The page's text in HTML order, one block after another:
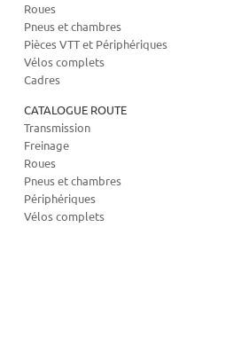
Roues
Pneus et chambres
Pièces VTT et Périphériques
Vélos complets
Cadres
CATALOGUE ROUTE
Transmission
Freinage
Roues
Pneus et chambres
Périphériques
Vélos complets